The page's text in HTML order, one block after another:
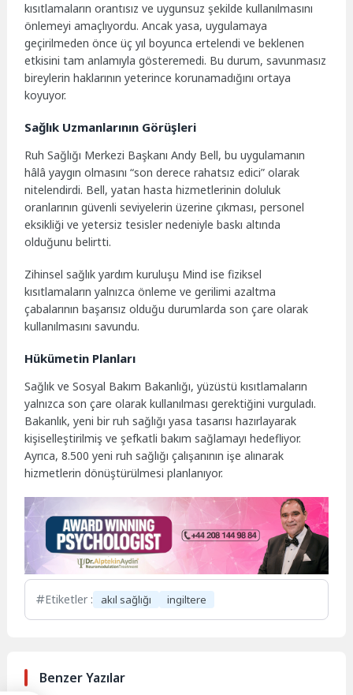
kısıtlamaların orantısız ve uygunsuz şekilde kullanılmasını
önlemeyi amaçlıyordu. Ancak yasa, uygulamaya
geçirilmeden önce üç yıl boyunca ertelendi ve beklenen
etkisini tam anlamıyla gösteremedi. Bu durum, savunmasız
bireylerin haklarının yeterince korunamadığını ortaya
koyuyor.
Sağlık Uzmanlarının Görüşleri
Ruh Sağlığı Merkezi Başkanı Andy Bell, bu uygulamanın
hâlâ yaygın olmasını “son derece rahatsız edici” olarak
nitelendirdi. Bell, yatan hasta hizmetlerinin doluluk
oranlarının güvenli seviyelerin üzerine çıkması, personel
eksikliği ve yetersiz tesisler nedeniyle baskı altında
olduğunu belirtti.
Zihinsel sağlık yardım kuruluşu Mind ise fiziksel
kısıtlamaların yalnızca önleme ve gerilimi azaltma
çabalarının başarısız olduğu durumlarda son çare olarak
kullanılmasını savundu.
Hükümetin Planları
Sağlık ve Sosyal Bakım Bakanlığı, yüzüstü kısıtlamaların
yalnızca son çare olarak kullanılması gerektiğini vurguladı.
Bakanlık, yeni bir ruh sağlığı yasa tasarısı hazırlayarak
kişiselleştirilmiş ve şefkatli bakım sağlamayı hedefliyor.
Ayrıca, 8.500 yeni ruh sağlığı çalışanının işe alınarak
hizmetlerin dönüştürülmesi planlanıyor.
Etiketler : akıl sağlığı ingiltere
Benzer Yazılar